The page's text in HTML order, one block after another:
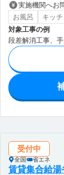
実施機関へお
お風呂
キッ
対象工事の例
段差解消工事、
受付中
全国 省エネ
賃貸集合給